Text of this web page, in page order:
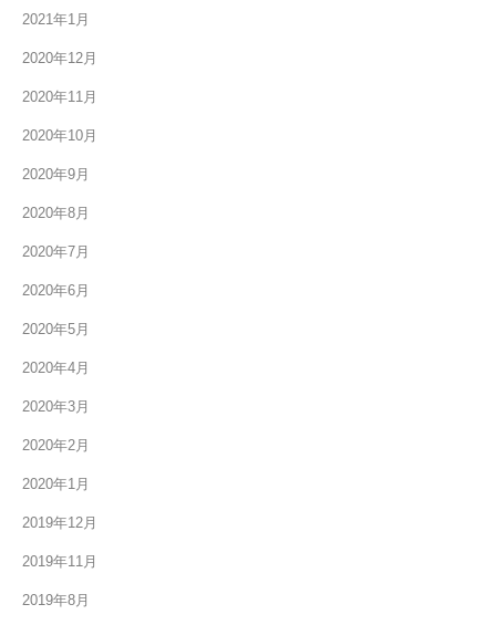
2021年1月
2020年12月
2020年11月
2020年10月
2020年9月
2020年8月
2020年7月
2020年6月
2020年5月
2020年4月
2020年3月
2020年2月
2020年1月
2019年12月
2019年11月
2019年8月